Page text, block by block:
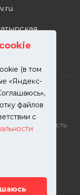
(в том
«Яндекс-
файлов
с
и покраска
– собственность
защищены.
57